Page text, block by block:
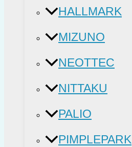
HALLMARK
MIZUNO
NEOTTEC
NITTAKU
PALIO
PIMPLEPARK